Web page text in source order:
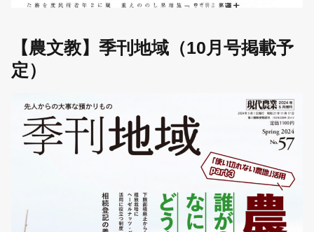
【農文教】季刊地域（10月号掲載予
定）